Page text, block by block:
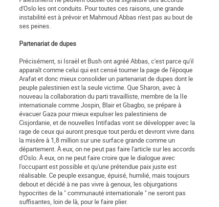
d'Oslo les ont conduits. Pour toutes ces raisons, une grande
instabilité est à prévoir et Mahmoud Abbas n'est pas au bout de
ses peines.
Partenariat de dupes
Précisément, si Israël et Bush ont agréé Abbas, c'est parce qu'il
apparaît comme celui qui est censé tourner la page de l'époque
Arafat et donc mieux consolider un partenariat de dupes dont le
peuple palestinien est la seule victime. Que Sharon, avec à
nouveau la collaboration du parti travailliste, membre de la IIe
internationale comme Jospin, Blair et Gbagbo, se prépare à
évacuer Gaza pour mieux expulser les palestiniens de
Cisjordanie, et de nouvelles Intifadas vont se développer avec la
rage de ceux qui auront presque tout perdu et devront vivre dans
la misère à 1,8 million sur une surface grande comme un
département. À eux, on ne peut pas faire l'article sur les accords
d'Oslo. À eux, on ne peut faire croire que le dialogue avec
l'occupant est possible et qu'une prétendue paix juste est
réalisable. Ce peuple exsangue, épuisé, humilié, mais toujours
debout et décidé à ne pas vivre à genoux, les objurgations
hypocrites de la " communauté internationale " ne seront pas
suffisantes, loin de là, pour le faire plier.